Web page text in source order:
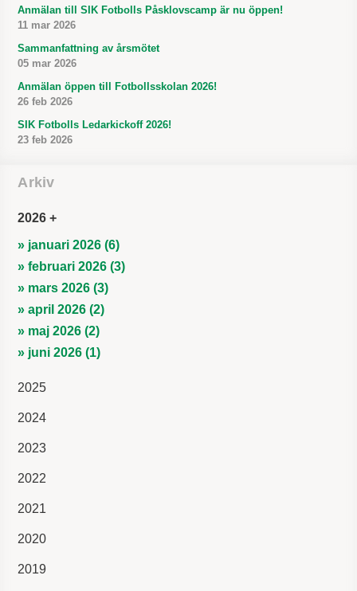
Anmälan till SIK Fotbolls Påsklovscamp är nu öppen!
11 mar 2026
Sammanfattning av årsmötet
05 mar 2026
Anmälan öppen till Fotbollsskolan 2026!
26 feb 2026
SIK Fotbolls Ledarkickoff 2026!
23 feb 2026
Arkiv
2026
» januari 2026 (6)
» februari 2026 (3)
» mars 2026 (3)
» april 2026 (2)
» maj 2026 (2)
» juni 2026 (1)
2025
2024
2023
2022
2021
2020
2019